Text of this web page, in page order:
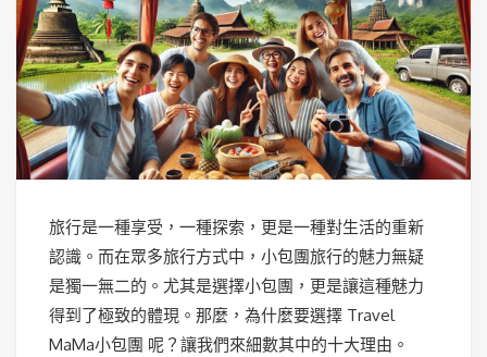
旅行是一種享受，一種探索，更是一種對生活的重新
認識。而在眾多旅行方式中，小包團旅行的魅力無疑
是獨一無二的。尤其是選擇小包團，更是讓這種魅力
得到了極致的體現。那麼，為什麼要選擇 Travel
MaMa小包團 呢？讓我們來細數其中的十大理由。